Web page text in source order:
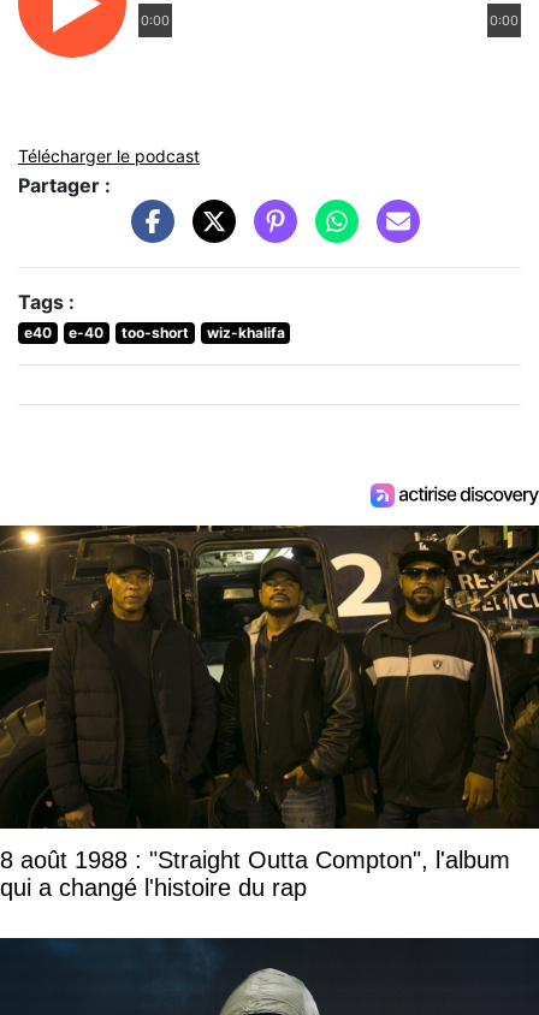
0:00 0:00
Télécharger le podcast
Partager :
Tags :
e40 e-40 too-short wiz-khalifa
8 août 1988 : "Straight Outta Compton", l'album
qui a changé l'histoire du rap